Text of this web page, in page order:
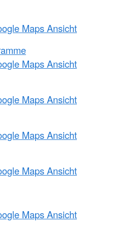
Maps Ansicht
Maps Ansicht
Maps Ansicht
Maps Ansicht
Maps Ansicht
Maps Ansicht